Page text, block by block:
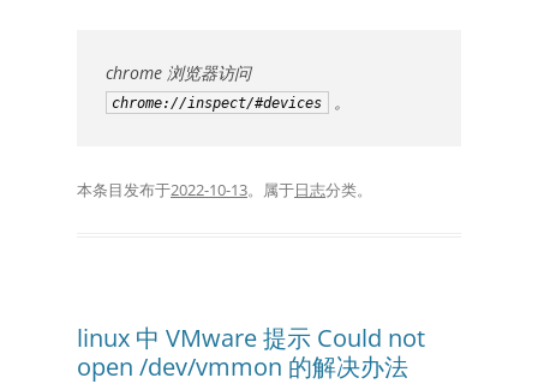
chrome 浏览器访问
chrome://inspect/#devices 。
本条目发布于2022-10-13。属于日志分类。
linux 中 VMware 提示 Could not
open /dev/vmmon 的解决办法